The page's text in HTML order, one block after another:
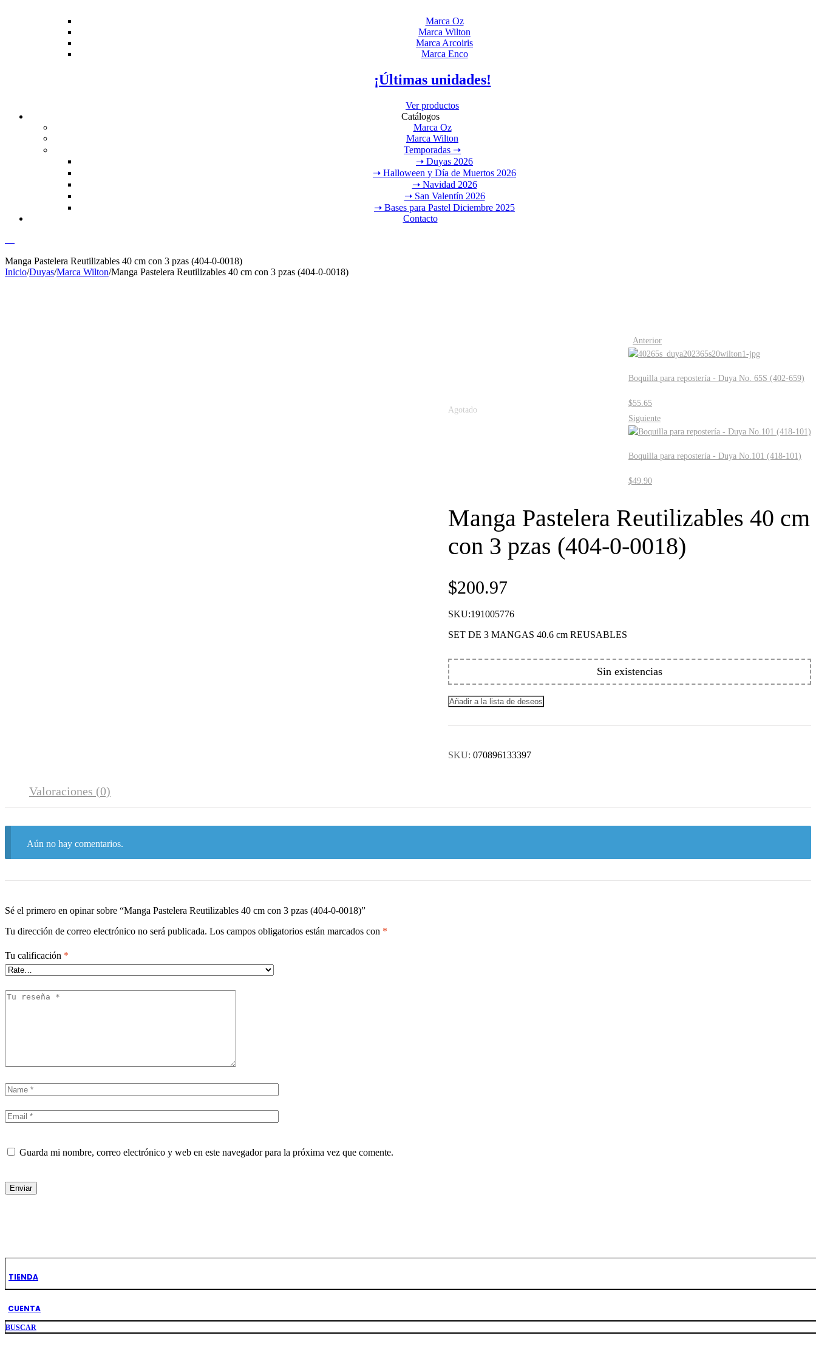
Marca Oz
Marca Wilton
Marca Arcoiris
Marca Enco
¡Últimas unidades!
Ver productos
Catálogos
Marca Oz
Marca Wilton
Temporadas ➝
➝ Duyas 2026
➝ Halloween y Día de Muertos 2026
➝ Navidad 2026
➝ San Valentín 2026
➝ Bases para Pastel Diciembre 2025
Contacto
Manga Pastelera Reutilizables 40 cm con 3 pzas (404-0-0018)
Inicio/Duyas/Marca Wilton/Manga Pastelera Reutilizables 40 cm con 3 pzas (404-0-0018)
Agotado
Anterior
Boquilla para repostería - Duya No. 65S (402-659)
$55.65
Siguiente
Boquilla para repostería - Duya No.101 (418-101)
$49.90
Manga Pastelera Reutilizables 40 cm
con 3 pzas (404-0-0018)
$200.97
SKU:191005776
SET DE 3 MANGAS 40.6 cm REUSABLES
Sin existencias
Añadir a la lista de deseos
SKU:070896133397
Valoraciones (0)
Aún no hay comentarios.
Sé el primero en opinar sobre “Manga Pastelera Reutilizables 40 cm con 3 pzas (404-0-0018)”
Tu dirección de correo electrónico no será publicada. Los campos obligatorios están marcados con *
Tu calificación *
Guarda mi nombre, correo electrónico y web en este navegador para la próxima vez que comente.
Enviar
Productos Relacionados
TIENDA
CUENTA
BUSCAR